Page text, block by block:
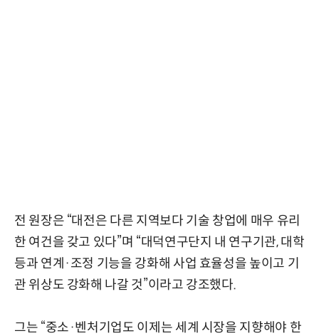
전 원장은 “대전은 다른 지역보다 기술 창업에 매우 유리
한 여건을 갖고 있다”며 “대덕연구단지 내 연구기관, 대학
등과 연계·조정 기능을 강화해 사업 효율성을 높이고 기
관 위상도 강화해 나갈 것”이라고 강조했다.
그는 “중소·벤처기업도 이제는 세계 시장을 지향해야 한